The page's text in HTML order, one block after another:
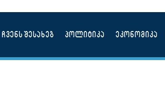
ჩვენს შესახებ პოლიტიკა ეკონომიკა